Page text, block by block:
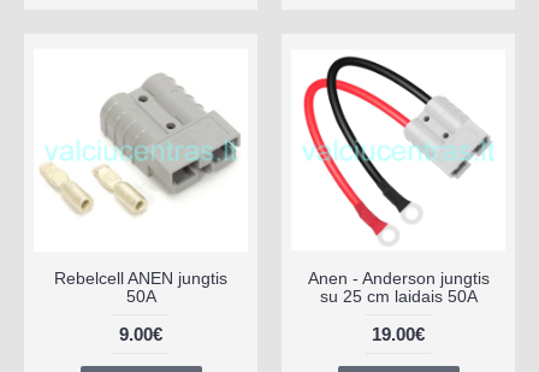
Rebelcell ANEN jungtis
50A
9.00€
Anen - Anderson jungtis
su 25 cm laidais 50A
19.00€